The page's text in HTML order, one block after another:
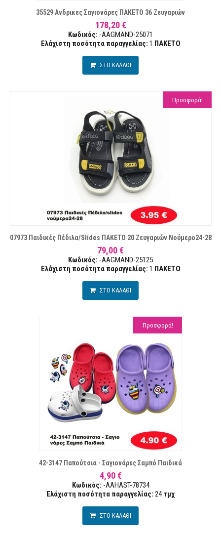
35529 Ανδρικες Σαγιονάρες ΠΑΚΕΤΟ 36 Ζευγαριών
178,20 €
Κωδικός: -AAGMAND-25071
Ελάχιστη ποσότητα παραγγελίας: 1 ΠΑΚΕΤΟ
ΣΤΟ ΚΑΛΑΘΙ
Προσφορά!
07973 Παιδικές Πέδιλα/slides ΠΑΚΕΤΟ 20 Ζευγαριών Νούμερο24-28
79,00 €
Κωδικός: -AAGMAND-25125
Ελάχιστη ποσότητα παραγγελίας: 1 ΠΑΚΕΤΟ
ΣΤΟ ΚΑΛΑΘΙ
Προσφορά!
42-3147 Παπούτσια - Σαγιονάρες Σαμπό Παιδικά
4,90 €
Κωδικός: -AAHAST-78734
Ελάχιστη ποσότητα παραγγελίας: 24τμχ
ΣΤΟ ΚΑΛΑΘΙ